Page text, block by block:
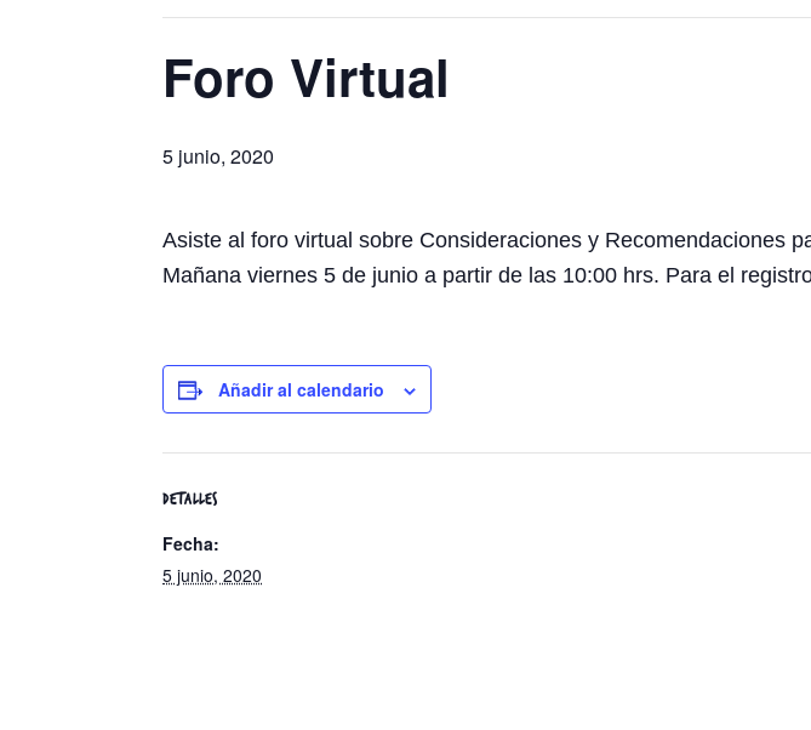
Foro Virtual
5 junio, 2020
Asiste al foro virtual sobre Consideraciones y Recomendaciones
Mañana viernes 5 de junio a partir de las 10:00 hrs. Para el
Añadir al calendario
DETALLES
Fecha:
5 junio, 2020